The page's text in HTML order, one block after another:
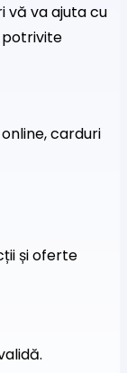
vă va ajuta cu
potrivite
carduri
și oferte